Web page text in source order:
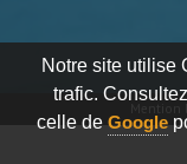
Notre site utilise
trafic.
celle de Google